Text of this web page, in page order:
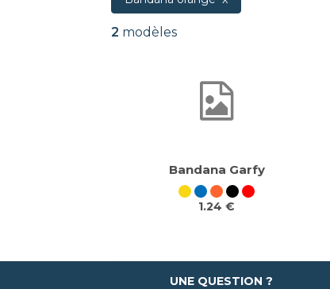
2 modèles
Bandana Garfy
1.24 €
UNE QUESTION ?